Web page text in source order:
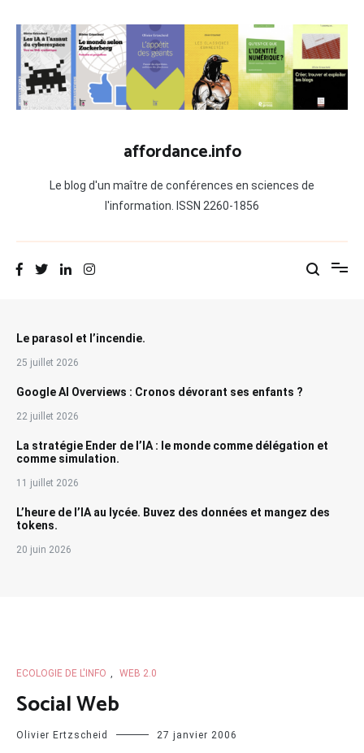
contenu
affordance.info
Le blog d'un maître de conférences en sciences de
l'information. ISSN 2260-1856
Le parasol et l’incendie.
25 juillet 2026
Google AI Overviews : Cronos dévorant ses enfants ?
22 juillet 2026
La stratégie Ender de l’IA : le monde comme délégation et
comme simulation.
11 juillet 2026
L’heure de l’IA au lycée. Buvez des données et mangez des
tokens.
20 juin 2026
ECOLOGIE DE L'INFO WEB 2.0
Social Web
Olivier Ertzscheid 27 janvier 2006